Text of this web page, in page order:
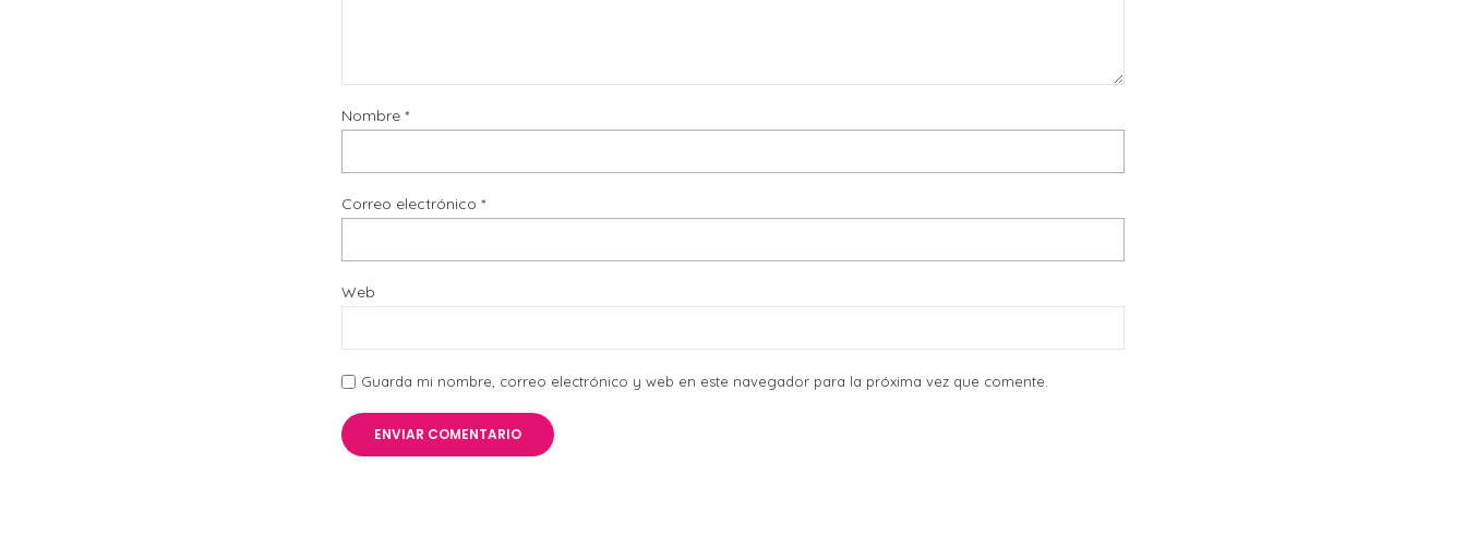
Nombre *
Correo electrónico *
Web
Guarda mi nombre, correo electrónico y web en este navegador para la próxima vez que comente.